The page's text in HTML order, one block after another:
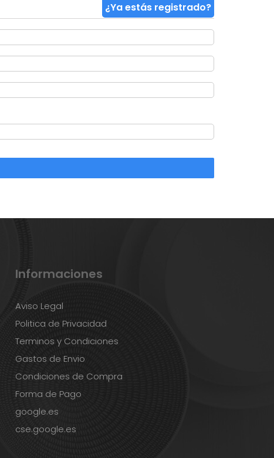
¿Ya estás registrado?
Informaciones
Aviso Legal
Politica de Privacidad
Terminos y Condiciones
Gastos de Envio
Condiciones de Compra
Forma de Pago
google.es
cse.google.es